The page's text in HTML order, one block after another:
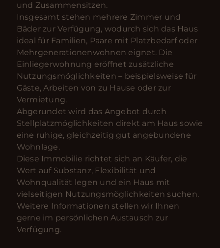
und Zusammensitzen.
Insgesamt stehen mehrere Zimmer und
Bäder zur Verfügung, wodurch sich das Haus
ideal für Familien, Paare mit Platzbedarf oder
Mehrgenerationenwohnen eignet. Die
Einliegerwohnung eröffnet zusätzliche
Nutzungsmöglichkeiten – beispielsweise für
Gäste, Arbeiten von zu Hause oder zur
Vermietung.
Abgerundet wird das Angebot durch
Stellplatzmöglichkeiten direkt am Haus sowie
eine ruhige, gleichzeitig gut angebundene
Wohnlage.
Diese Immobilie richtet sich an Käufer, die
Wert auf Substanz, Flexibilität und
Wohnqualität legen und ein Haus mit
vielseitigen Nutzungsmöglichkeiten suchen.
Weitere Informationen stellen wir Ihnen
gerne im persönlichen Austausch zur
Verfügung.